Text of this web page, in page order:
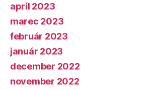
apríl 2023
marec 2023
február 2023
január 2023
december 2022
november 2022